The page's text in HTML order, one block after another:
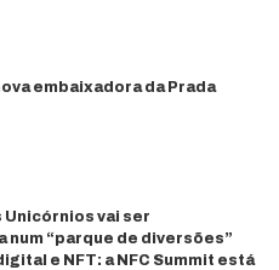
embaixadora da Prada
Unicórnios vai ser
num “parque de diversões”
e NFT: a NFC Summit está